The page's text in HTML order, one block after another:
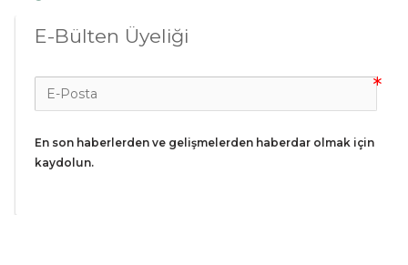
E-Bülten Üyeliği
En son haberlerden ve gelişmelerden haberdar olmak için
kaydolun.